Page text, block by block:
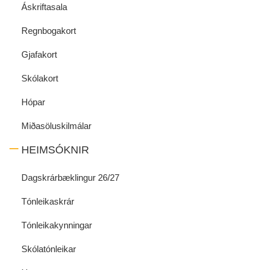
Áskriftasala
Regnbogakort
Gjafakort
Skólakort
Hópar
Miðasöluskilmálar
HEIMSÓKNIR
Dagskrárbæklingur 26/27
Tónleikaskrár
Tónleikakynningar
Skólatónleikar